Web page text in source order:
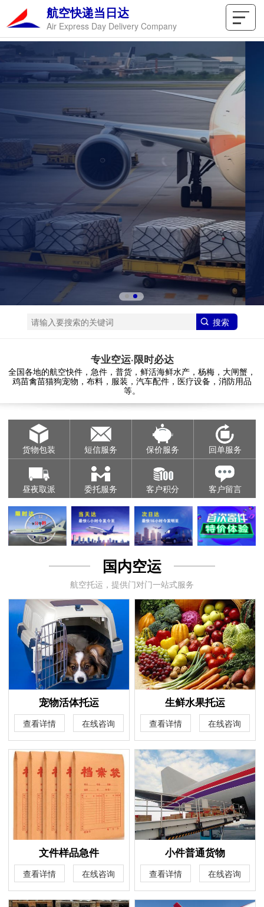
航空快递当日达
Air Express Day Delivery Company
专业空运·限时必达
全国各地的航空快件，急件，普货，鲜活海鲜水产，杨梅，大闸蟹，
鸡苗禽苗猫狗宠物，布料，服装，汽车配件，医疗设备，消防用品
等。
货物包装 短信服务 保价服务 回单服务
昼夜取派 委托服务 客户积分 客户留言
国内空运
航空托运，提供门对门一站式服务
宠物活体托运
查看详情 在线咨询
生鲜水果托运
查看详情 在线咨询
文件样品急件
查看详情 在线咨询
小件普通货物
查看详情 在线咨询